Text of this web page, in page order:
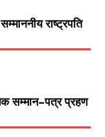
राष्ट्रपति
सम्मान–पत्र प्रहण